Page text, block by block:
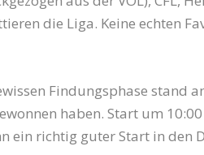
die Liga. Keine echten
Findungsphase stand
haben. Start um
ein richtig guter Start in den